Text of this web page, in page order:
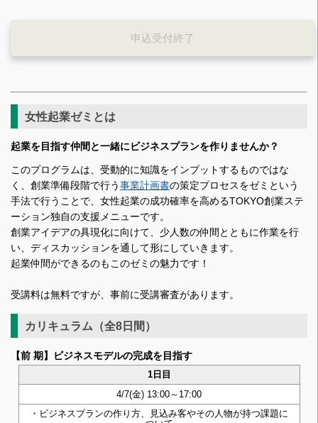
申込受付終了
女性起業ゼミとは
起業を目指す仲間と一緒にビジネスプランを作りませんか？
このプログラムは、受動的に知識をインプットするものではな
く、創業準備段階で行う事業計画書の策定プロセスをゼミという
手法で行うことで、女性起業の成功確率を高めるTOKYO創業ステ
ーション独自の支援メニューです。
創業アイデアの具現化に向けて、少人数の仲間とともに作業を行
い、ディスカッションを通して形にしていきます。
起業仲間ができるのもこのゼミの魅力です！
受講料は無料ですが、事前に受講審査があります。
カリキュラム（全8日間）
【前 期】ビジネスモデルの完成を目指す
1日目
4/7(金) 13:00～17:00
・ビジネスプランの作り方、見込み客やその人物が持つ課題に